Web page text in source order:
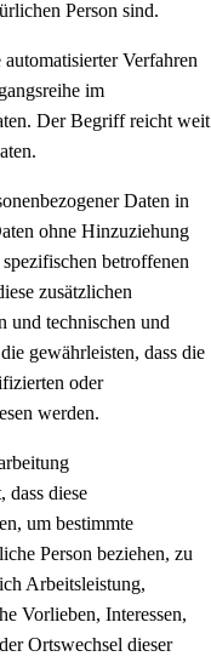
Person sind.
Verfahren
im
Der Begriff reicht weit
Daten in
ohne Hinzuziehung
betroffenen
zusätzlichen
und technischen und
gewährleisten, dass die
oder
werden.
dass diese
um bestimmte
Person beziehen, zu
Arbeitsleistung,
Vorlieben, Interessen,
Ortswechsel dieser